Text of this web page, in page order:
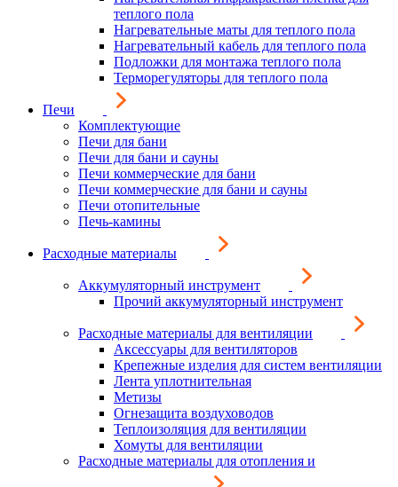
теплого пола
Нагревательные маты для теплого пола
Нагревательный кабель для теплого пола
Подложки для монтажа теплого пола
Терморегуляторы для теплого пола
Печи
Комплектующие
Печи для бани
Печи для бани и сауны
Печи коммерческие для бани
Печи коммерческие для бани и сауны
Печи отопительные
Печь-камины
Расходные материалы
Аккумуляторный инструмент
Прочий аккумуляторный инструмент
Расходные материалы для вентиляции
Аксессуары для вентиляторов
Крепежные изделия для систем вентиляции
Лента уплотнительная
Метизы
Огнезащита воздуховодов
Теплоизоляция для вентиляции
Хомуты для вентиляции
Расходные материалы для отопления и